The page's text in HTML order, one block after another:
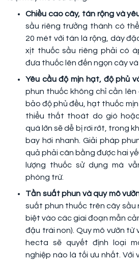
Chiều cao cây, tán rộng và
sầu riêng trưởng thành có
20 mét với tán lá rộng, dày
xịt thuốc sầu riêng phải có
đưa thuốc lên đến ngọn cây và
Yêu cầu độ mịn hạt, độ phủ
phun thuốc không chỉ cần
bảo độ phủ đều, hạt thuốc
thiểu thất thoát do gió
quá lớn sẽ dễ bị rơi rớt, trong
bay hơi nhanh. Giải pháp
quả phải cân bằng được hai
lượng thuốc sử dụng mà
phòng trừ.
Tần suất phun và quy mô
suất phun thuốc trên cây sầu
biệt vào các giai đoạn mẫn
đậu trái non). Quy mô vườn từ
hecta sẽ quyết định loại
nghiệp nào là tối ưu nhất. Với